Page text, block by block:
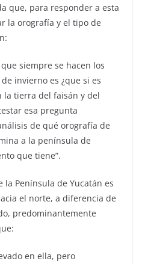
que, para responder a esta
la orografía y el tipo de
siempre se hacen los
invierno es ¿que si es
la tierra del faisán y del
esa pregunta
de qué orografía de
a la península de
que tiene”.
la Península de Yucatán es
el norte, a diferencia de
predominantemente
en ella, pero